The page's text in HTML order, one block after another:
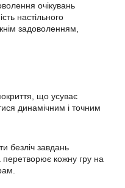
очікувань
настільного
задоволенням,
що усуває
динамічним і точним
безліч завдань
перетворює кожну гру на